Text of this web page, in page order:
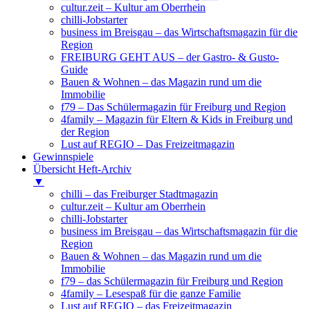
cultur.zeit – Kultur am Oberrhein
chilli-Jobstarter
business im Breisgau – das Wirtschaftsmagazin für die
Region
FREIBURG GEHT AUS – der Gastro- & Gusto-
Guide
Bauen & Wohnen – das Magazin rund um die
Immobilie
f79 – Das Schülermagazin für Freiburg und Region
4family – Magazin für Eltern & Kids in Freiburg und
der Region
Lust auf REGIO – Das Freizeitmagazin
Gewinnspiele
Übersicht Heft-Archiv
▼
chilli – das Freiburger Stadtmagazin
cultur.zeit – Kultur am Oberrhein
chilli-Jobstarter
business im Breisgau – das Wirtschaftsmagazin für die
Region
Bauen & Wohnen – das Magazin rund um die
Immobilie
f79 – das Schülermagazin für Freiburg und Region
4family – Lesespaß für die ganze Familie
Lust auf REGIO – das Freizeitmagazin